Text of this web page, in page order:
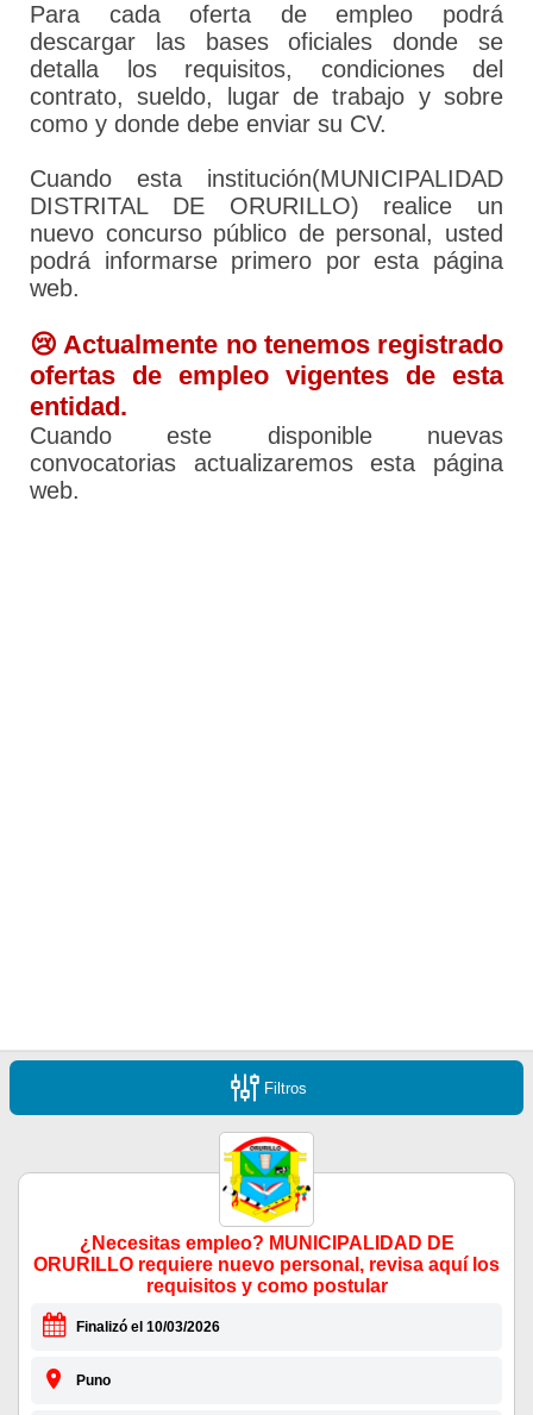
Para cada oferta de empleo podrá
descargar las bases oficiales donde se
detalla los requisitos, condiciones del
contrato, sueldo, lugar de trabajo y sobre
como y donde debe enviar su CV.
Cuando esta institución(MUNICIPALIDAD
DISTRITAL DE ORURILLO) realice un
nuevo concurso público de personal, usted
podrá informarse primero por esta página
web.
😢 Actualmente no tenemos registrado
ofertas de empleo vigentes de esta
entidad.
Cuando este disponible nuevas
convocatorias actualizaremos esta página
web.
Filtros
¿Necesitas empleo? MUNICIPALIDAD DE
ORURILLO requiere nuevo personal, revisa aquí los
requisitos y como postular
Finalizó el 10/03/2026
Puno